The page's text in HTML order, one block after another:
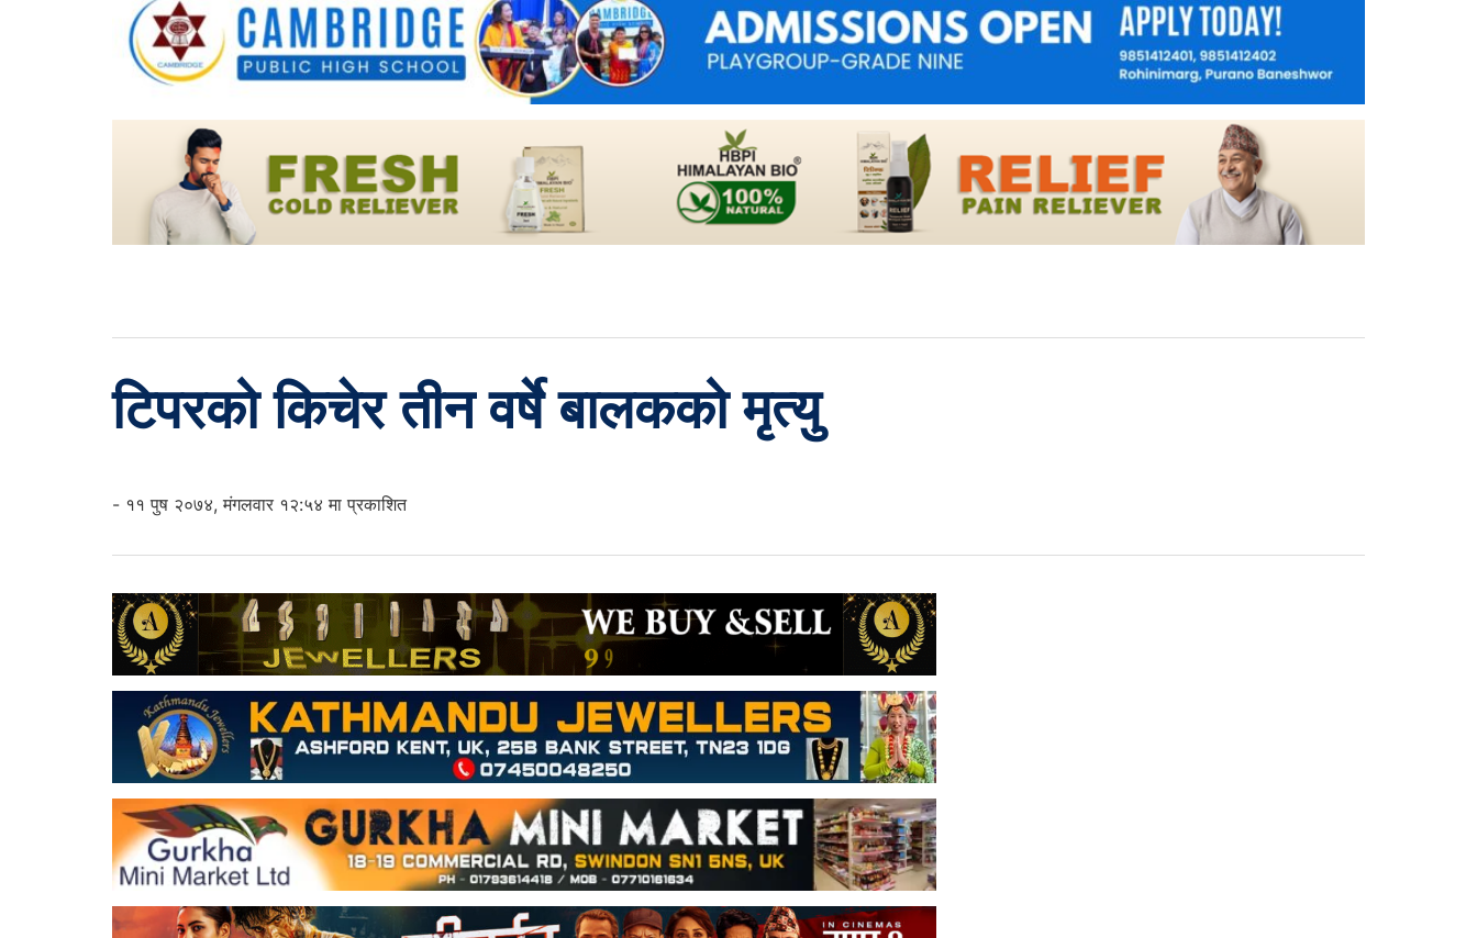
टिपरको किचेर तीन वर्षे बालकको मृत्यु
- ११ पुष २०७४, मंगलवार १२:५४ मा प्रकाशित